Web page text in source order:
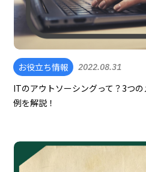
お役立ち情報 2022.08.31
ITのアウトソーシングって？3つ
例を解説！